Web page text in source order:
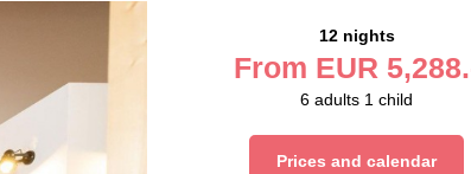
12 nights
From EUR
6 adults 1 child
Prices and calendar